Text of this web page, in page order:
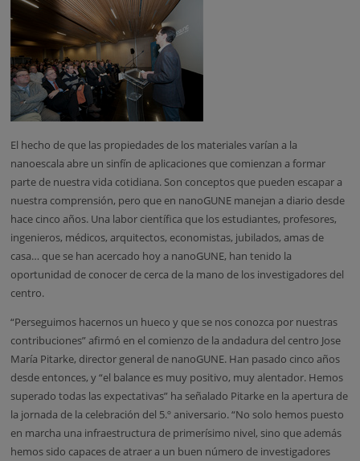
El hecho de que las propiedades de los materiales varían a la
nanoescala abre un sinfín de aplicaciones que comienzan a formar
parte de nuestra vida cotidiana. Son conceptos que pueden escapar a
nuestra comprensión, pero que en nanoGUNE manejan a diario desde
hace cinco años. Una labor científica que los estudiantes, profesores,
ingenieros, médicos, arquitectos, economistas, jubilados, amas de
casa… que se han acercado hoy a nanoGUNE, han tenido la
oportunidad de conocer de cerca de la mano de los investigadores del
centro.
“Perseguimos hacernos un hueco y que se nos conozca por nuestras
contribuciones” afirmó en el comienzo de la andadura del centro Jose
María Pitarke, director general de nanoGUNE. Han pasado cinco años
desde entonces, y “el balance es muy positivo, muy alentador. Hemos
superado todas las expectativas” ha señalado Pitarke en la apertura de
la jornada de la celebración del 5.º aniversario. “No solo hemos puesto
en marcha una infraestructura de primerísimo nivel, sino que además
hemos sido capaces de atraer a un buen número de investigadores